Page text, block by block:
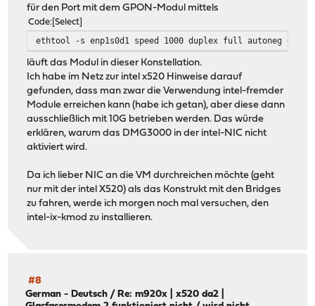
für den Port mit dem GPON-Modul mittels
Code Select
ethtool -s enp1s0d1 speed 1000 duplex full autoneg off
läuft das Modul in dieser Konstellation.
Ich habe im Netz zur intel x520 Hinweise darauf
gefunden, dass man zwar die Verwendung intel-fremder
Module erreichen kann (habe ich getan), aber diese dann
ausschließlich mit 10G betrieben werden. Das würde
erklären, warum das DMG3000 in der intel-NIC nicht
aktiviert wird.
Da ich lieber NIC an die VM durchreichen möchte (geht
nur mit der intel X520) als das Konstrukt mit den Bridges
zu fahren, werde ich morgen noch mal versuchen, den
intel-ix-kmod zu installieren.
#8
German - Deutsch /Re: m920x | x520 da2 |